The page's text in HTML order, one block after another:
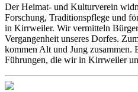
Der Heimat- und Kulturverein
Forschung, Traditionspflege und
in Kirrweiler. Wir vermitteln
Vergangenheit unseres Dorfes.
kommen Alt und Jung zusammen.
Führungen, die wir in Kirrweiler